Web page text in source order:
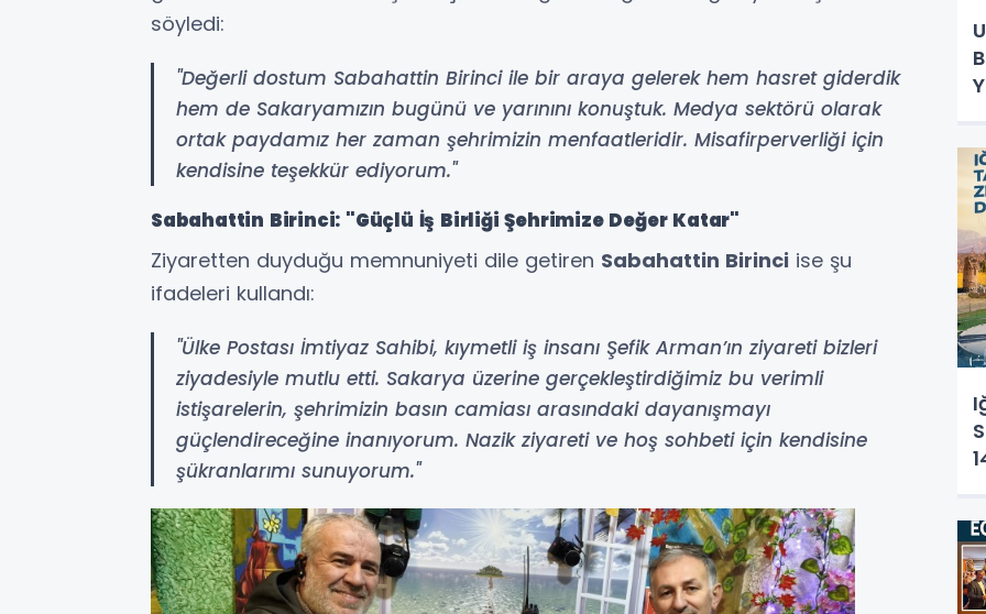
söyledi:
"Değerli dostum Sabahattin Birinci ile bir araya gelerek hem hasret giderdik
hem de Sakaryamızın bugünü ve yarınını konuştuk. Medya sektörü olarak
ortak paydamız her zaman şehrimizin menfaatleridir. Misafirperverliği için
kendisine teşekkür ediyorum."
Sabahattin Birinci: "Güçlü İş Birliği Şehrimize Değer Katar"
Ziyaretten duyduğu memnuniyeti dile getiren Sabahattin Birinci ise şu
ifadeleri kullandı:
"Ülke Postası İmtiyaz Sahibi, kıymetli iş insanı Şefik Arman’ın ziyareti bizleri
ziyadesiyle mutlu etti. Sakarya üzerine gerçekleştirdiğimiz bu verimli
istişarelerin, şehrimizin basın camiası arasındaki dayanışmayı
güçlendireceğine inanıyorum. Nazik ziyareti ve hoş sohbeti için kendisine
şükranlarımı sunuyorum."